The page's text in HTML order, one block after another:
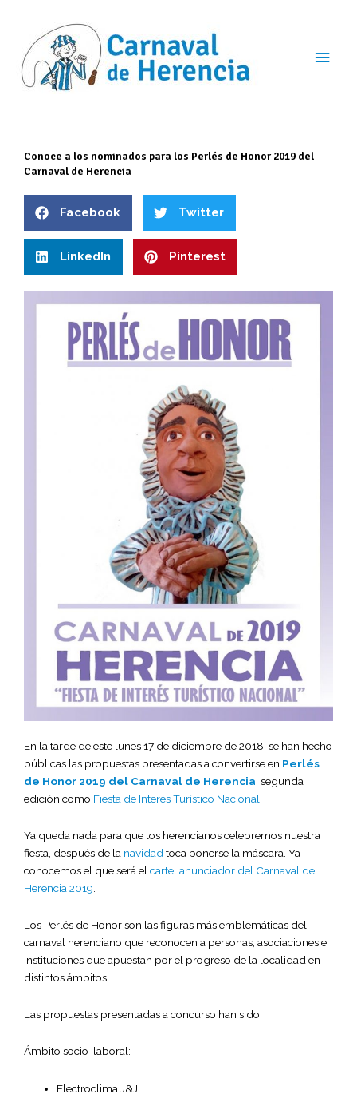
contenido
Conoce a los nominados para los Perlés de Honor 2019 del
Carnaval de Herencia
Facebook Twitter
LinkedIn Pinterest
En la tarde de este lunes 17 de diciembre de 2018, se han hecho
públicas las propuestas presentadas a convertirse en Perlés
de Honor 2019 del Carnaval de Herencia, segunda
edición como Fiesta de Interés Turístico Nacional.
Ya queda nada para que los herencianos celebremos nuestra
fiesta, después de la navidadtoca ponerse la máscara. Ya
conocemos el que será elcartel anunciador del Carnaval de
Herencia 2019.
Los Perlés de Honor son las figuras más emblemáticas del
carnaval herenciano que reconocen a personas, asociaciones e
instituciones que apuestan por el progreso de la localidad en
distintos ámbitos.
Las propuestas presentadas a concurso han sido:
Ámbito socio-laboral:
Electroclima J&J.